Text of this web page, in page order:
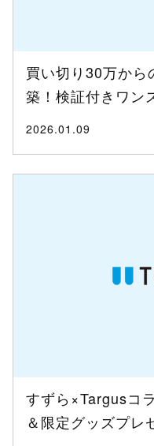
買い切り30万か
築！検証付きワン
2026.01.09
すずら×Targusコ
＆限定グッズプレ